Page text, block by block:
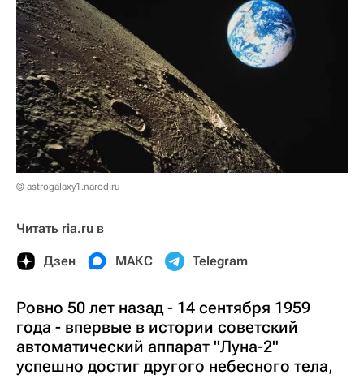
© astrogalaxy1.narod.ru
Читать ria.ru в
Дзен МАКС Telegram
Ровно 50 лет назад - 14 сентября 1959
года - впервые в истории советский
автоматический аппарат "Луна-2"
успешно достиг другого небесного тела,